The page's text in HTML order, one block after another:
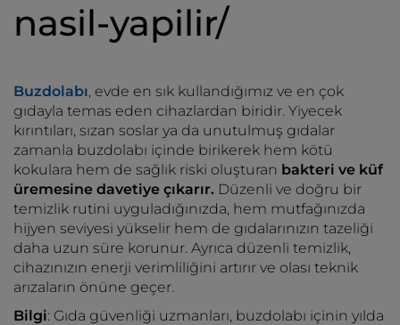
nasil-yapilir/
Buzdolabı, evde en sık kullandığımız ve en çok
gıdayla temas eden cihazlardan biridir. Yiyecek
kırıntıları, sızan soslar ya da unutulmuş gıdalar
zamanla buzdolabı içinde birikerek hem kötü
kokulara hem de sağlık riski oluşturan bakteri ve küf
üremesine davetiye çıkarır. Düzenli ve doğru bir
temizlik rutini uyguladığınızda, hem mutfağınızda
hijyen seviyesi yükselir hem de gıdalarınızın tazeliği
daha uzun süre korunur. Ayrıca düzenli temizlik,
cihazınızın enerji verimliliğini artırır ve olası teknik
arızaların önüne geçer.
Bilgi: Gıda güvenliği uzmanları, buzdolabı içinin yılda